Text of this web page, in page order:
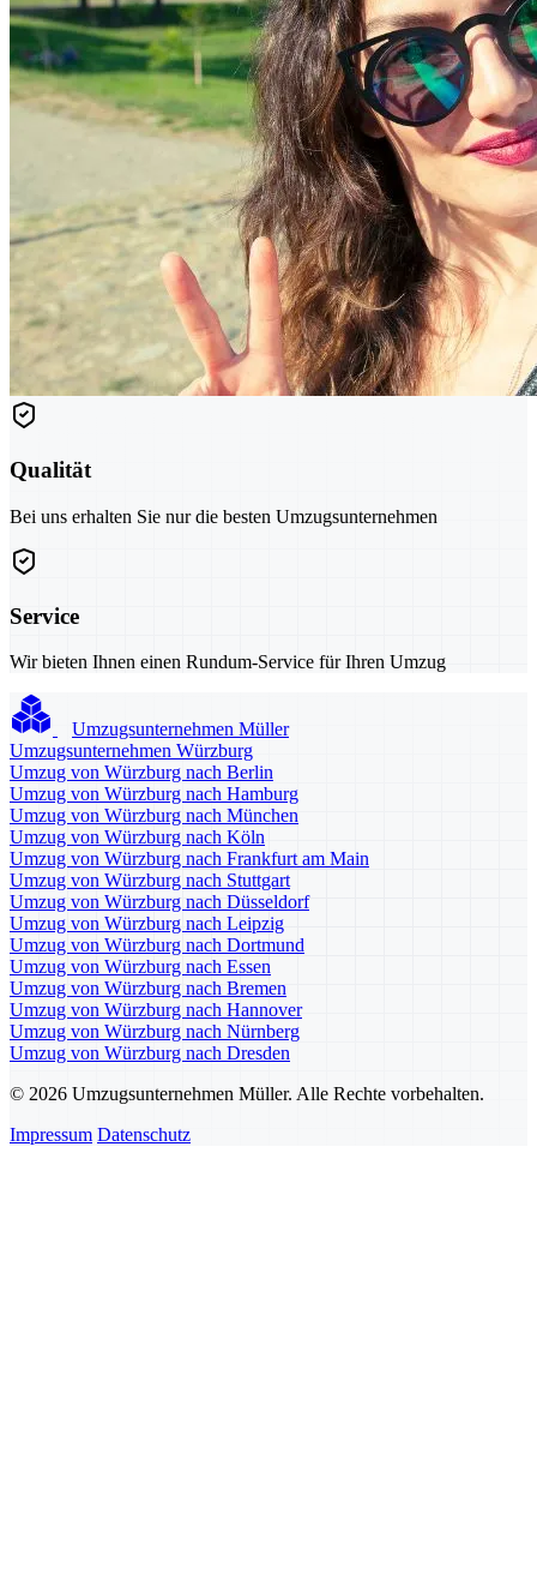
Qualität
Bei uns erhalten Sie nur die besten Umzugsunternehmen
Service
Wir bieten Ihnen einen Rundum-Service für Ihren Umzug
Umzugsunternehmen Müller
Umzugsunternehmen Würzburg
Umzug von Würzburg nach Berlin
Umzug von Würzburg nach Hamburg
Umzug von Würzburg nach München
Umzug von Würzburg nach Köln
Umzug von Würzburg nach Frankfurt am Main
Umzug von Würzburg nach Stuttgart
Umzug von Würzburg nach Düsseldorf
Umzug von Würzburg nach Leipzig
Umzug von Würzburg nach Dortmund
Umzug von Würzburg nach Essen
Umzug von Würzburg nach Bremen
Umzug von Würzburg nach Hannover
Umzug von Würzburg nach Nürnberg
Umzug von Würzburg nach Dresden
© 2026 Umzugsunternehmen Müller. Alle Rechte vorbehalten.
Impressum Datenschutz